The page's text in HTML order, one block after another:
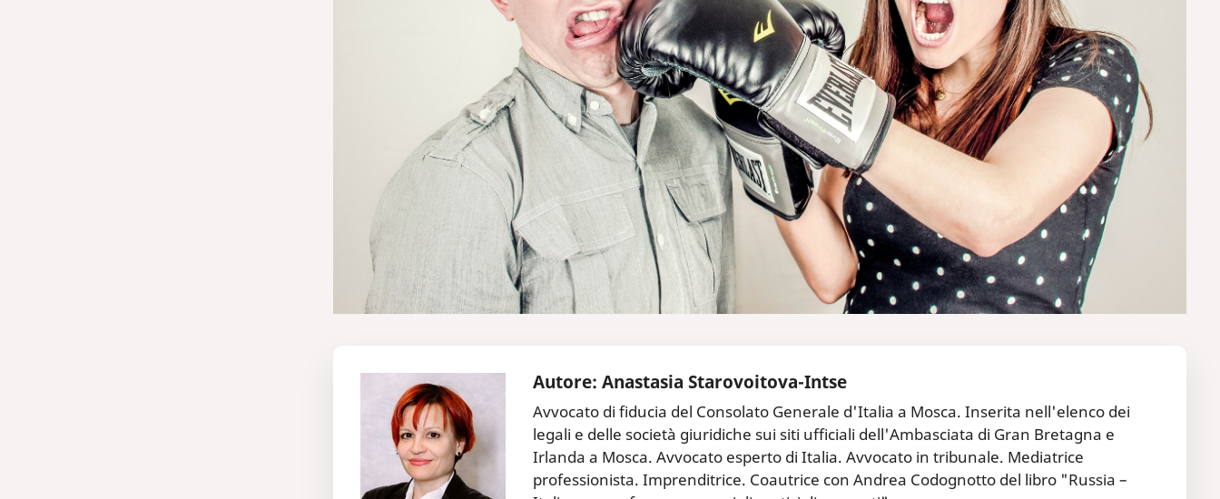
Autore: Anastasia Starovoitova-Intse
Avvocato di fiducia del Consolato Generale d'Italia a Mosca. Inserita nell'elenco dei
legali e delle società giuridiche sui siti ufficiali dell'Ambasciata di Gran Bretagna e
Irlanda a Mosca. Avvocato esperto di Italia. Avvocato in tribunale. Mediatrice
professionista. Imprenditrice. Coautrice con Andrea Codognotto del libro "Russia –